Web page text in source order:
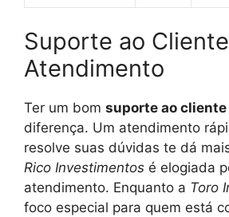
Suporte ao
Atendimento
Ter um bom suporte ao cliente
diferença. Um atendimento
resolve suas dúvidas te dá
Rico Investimentos é elogiada
atendimento. Enquanto a Toro
foco especial para quem está